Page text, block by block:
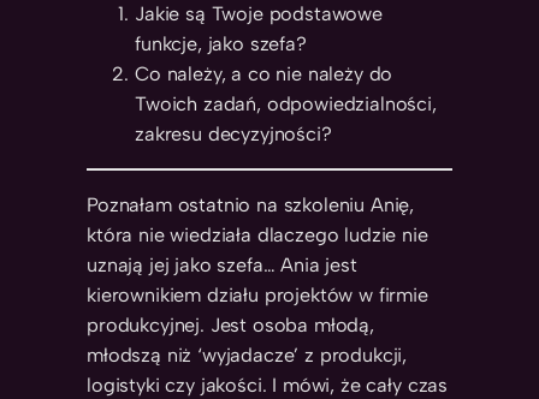
Jakie są Twoje podstawowe
funkcje, jako szefa?
Co należy, a co nie należy do
Twoich zadań, odpowiedzialności,
zakresu decyzyjności?
Poznałam ostatnio na szkoleniu Anię,
która nie wiedziała dlaczego ludzie nie
uznają jej jako szefa… Ania jest
kierownikiem działu projektów w firmie
produkcyjnej. Jest osoba młodą,
młodszą niż ‘wyjadacze’ z produkcji,
logistyki czy jakości. I mówi, że cały czas